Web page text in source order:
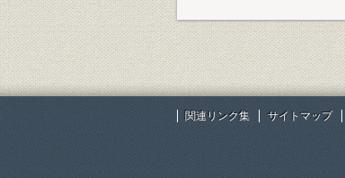
建築
第2節 建設
第1 鉄道敷設予定線
関連リンク集 サイトマップ